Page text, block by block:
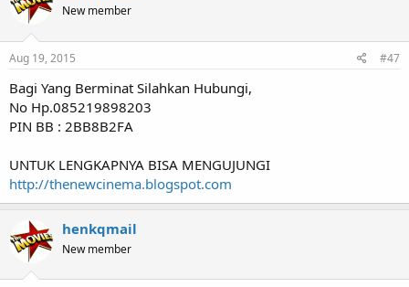
New member
Aug 19, 2015 #47
Bagi Yang Berminat Silahkan Hubungi,
No Hp.085219898203
PIN BB : 2BB8B2FA
UNTUK LENGKAPNYA BISA MENGUJUNGI
http://thenewcinema.blogspot.com
henkqmail
New member